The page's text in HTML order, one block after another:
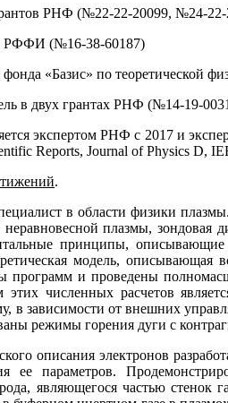
РНФ (№22-22-20099, №24-22-
РФФИ (№16-38-60187)
фонда «Базис» по теоретической
в двух грантах РНФ (№14-19-
экспертом РНФ с 2017 и
Reports, Journal of Physics D,
.
в области физики
неравновесной плазмы,
принципы,
модель,
программ и проведены
этих численных расчетов
в зависимости от внешних
режимы горения дуги с
описания электронов
ее параметров.
являющегося частью